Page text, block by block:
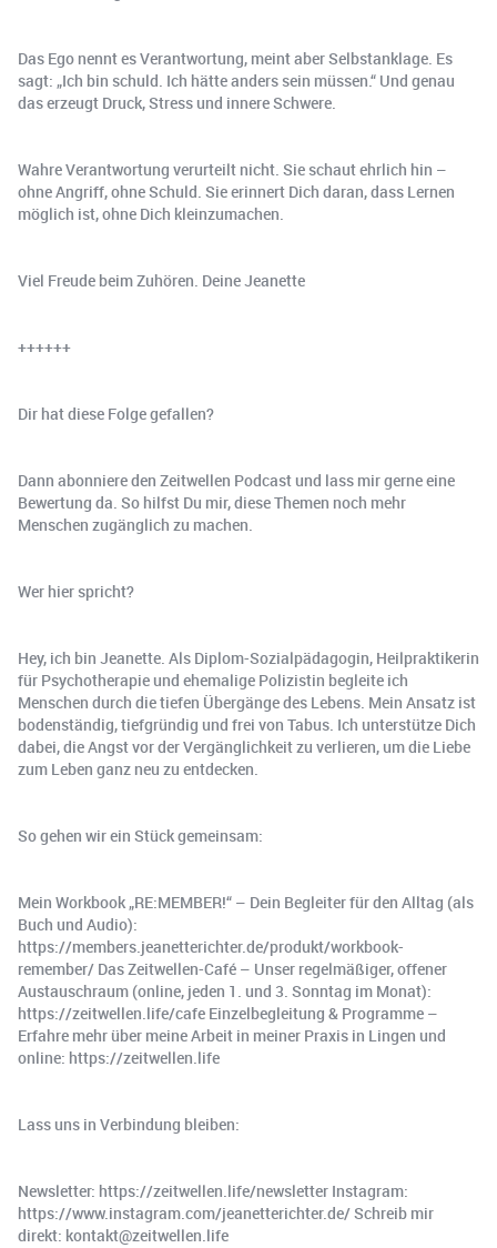
Das Ego nennt es Verantwortung, meint aber Selbstanklage. Es
sagt: „Ich bin schuld. Ich hätte anders sein müssen.“ Und genau
das erzeugt Druck, Stress und innere Schwere.
Wahre Verantwortung verurteilt nicht. Sie schaut ehrlich hin –
ohne Angriff, ohne Schuld. Sie erinnert Dich daran, dass Lernen
möglich ist, ohne Dich kleinzumachen.
Viel Freude beim Zuhören. Deine Jeanette
++++++
Dir hat diese Folge gefallen?
Dann abonniere den Zeitwellen Podcast und lass mir gerne eine
Bewertung da. So hilfst Du mir, diese Themen noch mehr
Menschen zugänglich zu machen.
Wer hier spricht?
Hey, ich bin Jeanette. Als Diplom-Sozialpädagogin, Heilpraktikerin
für Psychotherapie und ehemalige Polizistin begleite ich
Menschen durch die tiefen Übergänge des Lebens. Mein Ansatz ist
bodenständig, tiefgründig und frei von Tabus. Ich unterstütze Dich
dabei, die Angst vor der Vergänglichkeit zu verlieren, um die Liebe
zum Leben ganz neu zu entdecken.
So gehen wir ein Stück gemeinsam:
Mein Workbook „RE:MEMBER!“ – Dein Begleiter für den Alltag (als
Buch und Audio):
https://members.jeanetterichter.de/produkt/workbook-
remember/ Das Zeitwellen-Café – Unser regelmäßiger, offener
Austauschraum (online, jeden 1. und 3. Sonntag im Monat):
https://zeitwellen.life/cafe Einzelbegleitung & Programme –
Erfahre mehr über meine Arbeit in meiner Praxis in Lingen und
online: https://zeitwellen.life
Lass uns in Verbindung bleiben:
Newsletter: https://zeitwellen.life/newsletter Instagram:
https://www.instagram.com/jeanetterichter.de/ Schreib mir
direkt: kontakt@zeitwellen.life